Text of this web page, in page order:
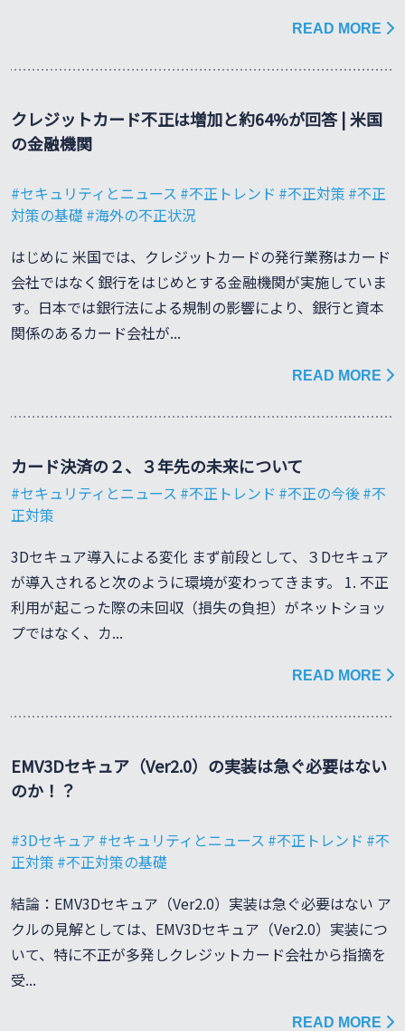
READ MORE
クレジットカード不正は増加と約64%が回答 | 米国
の金融機関
セキュリティとニュース 不正トレンド 不正対策
不正
対策の基礎 海外の不正状況
はじめに 米国では、クレジットカードの発行業務はカード
会社ではなく銀行をはじめとする金融機関が実施していま
す。日本では銀行法による規制の影響により、銀行と資本
関係のあるカード会社が...
READ MORE
カード決済の２、３年先の未来について
セキュリティとニュース 不正トレンド 不正の今後 不
正対策
3Dセキュア導入による変化 まず前段として、３Dセキュア
が導入されると次のように環境が変わってきます。 1. 不正
利用が起こった際の未回収（損失の負担）がネットショッ
プではなく、カ...
READ MORE
EMV3Dセキュア（Ver2.0）の実装は急ぐ必要はない
のか！？
3Dセキュア セキュリティとニュース 不正トレンド
不
正対策
不正対策の基礎
結論：EMV3Dセキュア（Ver2.0）実装は急ぐ必要はない ア
クルの見解としては、EMV3Dセキュア（Ver2.0）実装につ
いて、特に不正が多発しクレジットカード会社から指摘を
受...
READ MORE